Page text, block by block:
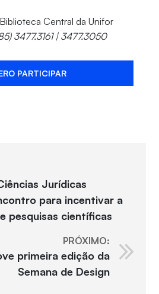
Central da Unifor
3477.3161 | 3477.3050
PARTICIPAR
Jurídicas
para incentivar a
pesquisas científicas
PRÓXIMO:
primeira edição da
Semana de Design